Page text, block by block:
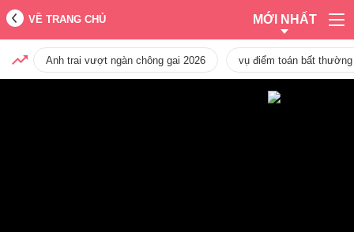
VỀ TRANG CHỦ MỚI NHẤT
Anh trai vượt ngàn chông gai 2026 vụ điểm toán bất